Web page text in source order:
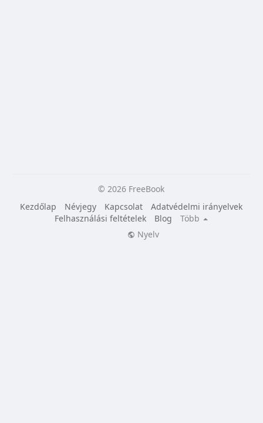
© 2026 FreeBook
Kezdőlap
Névjegy Kapcsolat
Adatvédelmi irányelvek
Felhasználási feltételek
Blog
Több
Nyelv